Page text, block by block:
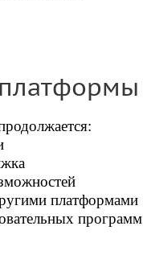
платформами
программ